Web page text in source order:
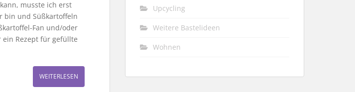
musste ich erst
bin und Süßkartoffeln
Fan und/oder
Rezept für gefüllte
WEITERLESEN
Upcycling
Weitere Bastelideen
Wohnen